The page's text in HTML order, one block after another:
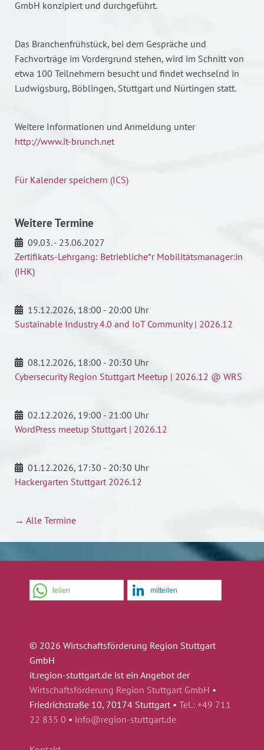
GmbH konzipiert und durchgeführt.
Das Branchenfrühstück, bei dem Gespräche und
Fachvorträge im Vordergrund stehen, wird im Schnitt von
etwa 100 Teilnehmern besucht und findet wechselnd in
Ludwigsburg, Böblingen, Stuttgart und Nürtingen statt.
Weitere Informationen und Anmeldung unter
http://www.it-brunch.net
Für Kalender speichern (ICS)
Weitere Termine
09.03. - 23.06.2027
Zertifikats-Lehrgang: Betriebliche*r Mobilitätsmanager:in
(IHK)
15.12.2026, 18:00 - 20:00 Uhr
Sustainable Industry 4.0 and IoT Community | 2026.12
08.12.2026, 18:00 - 20:30 Uhr
Cybersecurity Region Stuttgart Meetup | 2026.12 @ WRS
02.12.2026, 19:00 - 21:00 Uhr
WordPress meetup Stuttgart | 2026.12
01.12.2026, 17:30 - 20:30 Uhr
Hackergarten Stuttgart 2026.12
→ Alle Termine
teilen mitteilen
© 2026 Wirtschaftsförderung Region Stuttgart
GmbH
it.region-stuttgart.de ist ein Angebot der
Wirtschaftsförderung Region Stuttgart GmbH •
Friedrichstraße 10, 70174 Stuttgart • Tel.: +49 711
22 835 0 • info@region-stuttgart.de